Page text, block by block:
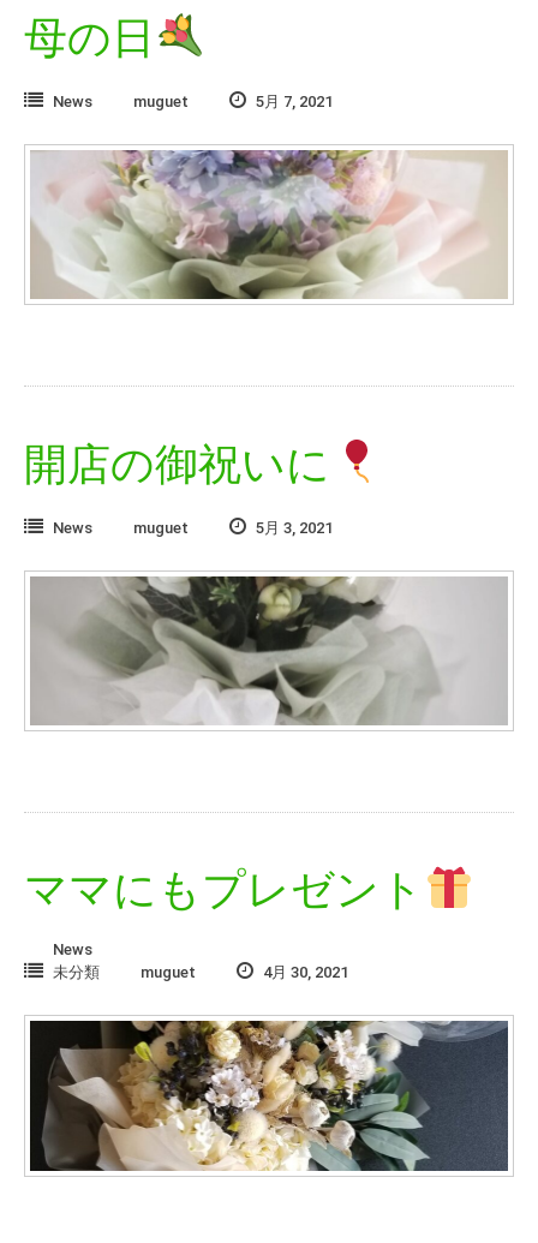
母の日
News muguet 5月 7, 2021
開店の御祝いに
News muguet 5月 3, 2021
ママにもプレゼント
News
未分類
muguet 4月 30, 2021